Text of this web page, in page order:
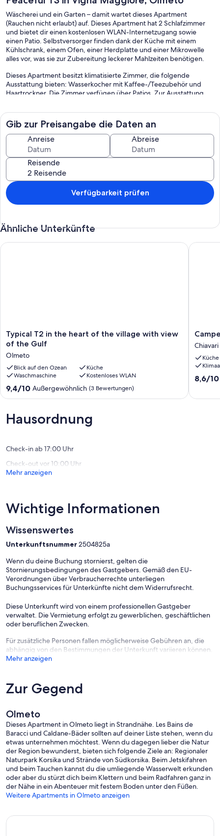
Wäscherei und ein Garten – damit wartet dieses Apartment
(Rauchen nicht erlaubt) auf. Dieses Apartment hat 2 Schlafzimmer
und bietet dir einen kostenlosen WLAN-Internetzugang sowie
einen Patio. Selbstversorger finden dank der Küche mit einem
Kühlschrank, einem Ofen, einer Herdplatte und einer Mikrowelle
alles vor, was sie zur Zubereitung leckerer Mahlzeiten benötigen.
Dieses Apartment besitzt klimatisierte Zimmer, die folgende
Ausstattung bieten: Wasserkocher mit Kaffee-/Teezubehör und
Haartrockner. Die Zimmer verfügen über Patios. Zur Ausstattung
Kochgeschirr/Geschirr/Besteck.
Zur Badausstattung gehört Folgendes: Duschen. Dir steht ein
kostenloser Internetzugang (WLAN) zur Verfügung.
Die unten aufgeführten Freizeitaktivitäten werden entweder vor
Ort oder in der Nähe angeboten. Es können dabei Gebühren
anfallen.
Gib zur Preisangabe die Daten an
Anreise Abreise
Reisende
Verfügbarkeit prüfen
Ähnliche Unterkünfte
Typical
T2
the
heart
of
the
village
view
of
Olmeto
Typical T2 in the heart of the village with view
of the Gulf
Olmeto
Blick auf den Ozean
Küche
Waschmaschine
Kostenloses WLAN
9.4
von
Außergewöhnlich,
(3
9,4/10 Außergewöhnlich (3 Bewertungen)
Typical T2 in the heart of the village with view of the Gulf
by
Chiavari
Chiavari
Küche
8.6
8,6/10
Hausordnung
Check-in ab 17:00 Uhr
Check-out vor 10:00 Uhr
Mehr anzeigen
Wichtige Informationen
Wissenswertes
Unterkunftsnummer2504825a
Wenn du deine Buchung stornierst, gelten die
Stornierungsbedingungen des Gastgebers. Gemäß den EU-
Verordnungen über Verbraucherrechte unterliegen
Buchungsservices für Unterkünfte nicht dem Widerrufsrecht.
Diese Unterkunft wird von einem professionellen Gastgeber
verwaltet. Die Vermietung erfolgt zu gewerblichen, geschäftlichen
oder beruflichen Zwecken.
Für zusätzliche Personen fallen möglicherweise Gebühren an, die
abhängig von den Bestimmungen der Unterkunft variieren können.
Mehr anzeigen
Zur Gegend
Olmeto
Dieses Apartment in Olmeto liegt in Strandnähe. Les Bains de
Baracci und Caldane-Bäder sollten auf deiner Liste stehen, wenn du
etwas unternehmen möchtest. Wenn du dagegen lieber die Natur
der Region bewunderst, bieten sich folgende Ziele an: Regionaler
Naturpark Korsika und Strände von Südkorsika. Beim Jetskifahren
und beim Tauchen kannst du die umliegende Wasserwelt erkunden
oder aber du stürzt dich beim Klettern und beim Radfahren ganz in
der Nähe in ein Abenteuer mit festem Boden unter den Füßen.
Weitere Apartments in Olmeto anzeigen